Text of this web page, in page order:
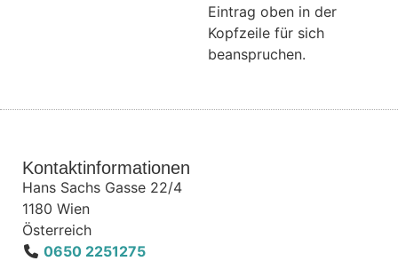
Eintrag oben in der
Kopfzeile für sich
beanspruchen.
Kontaktinformationen
Hans Sachs Gasse 22/4
1180 Wien
Österreich
0650 2251275